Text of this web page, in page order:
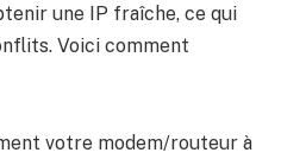
une IP fraîche, ce qui
Voici comment
votre modem/routeur à